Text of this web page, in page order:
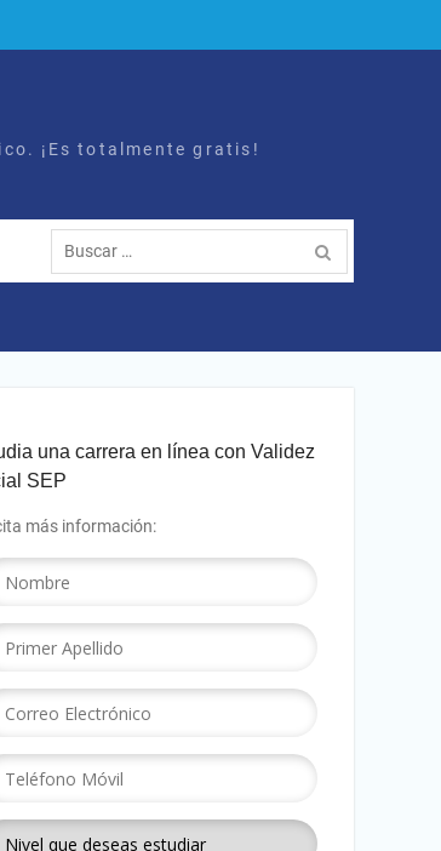
¡Es totalmente gratis!
Buscar:
una carrera en línea con Validez
SEP
más información: